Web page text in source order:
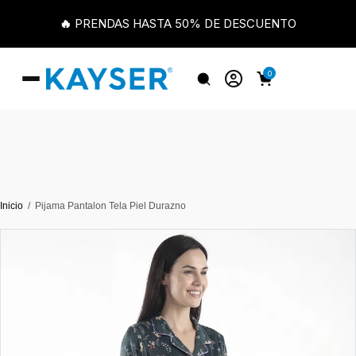
🔥 PRENDAS HASTA 50% DE DESCUENTO
0
Inicio Pijama Pantalon Tela Piel Durazno